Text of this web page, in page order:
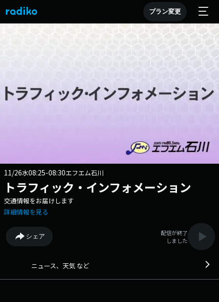
プラン変更
11/26水08:25-08:30エフエム石川
トラフィック・インフォメーション
交通情報をお届けします
詳細情報を見る
シェア
配信が終了
しました
ニュース、天気 など